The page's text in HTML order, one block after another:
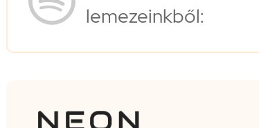
lemezeinkből: